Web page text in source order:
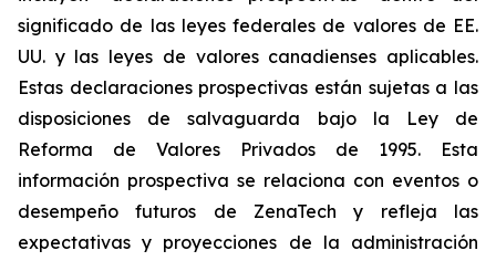
significado de las leyes federales de valores de EE.
UU. y las leyes de valores canadienses aplicables.
Estas declaraciones prospectivas están sujetas a las
disposiciones de salvaguarda bajo la Ley de
Reforma de Valores Privados de 1995. Esta
información prospectiva se relaciona con eventos o
desempeño futuros de ZenaTech y refleja las
expectativas y proyecciones de la administración